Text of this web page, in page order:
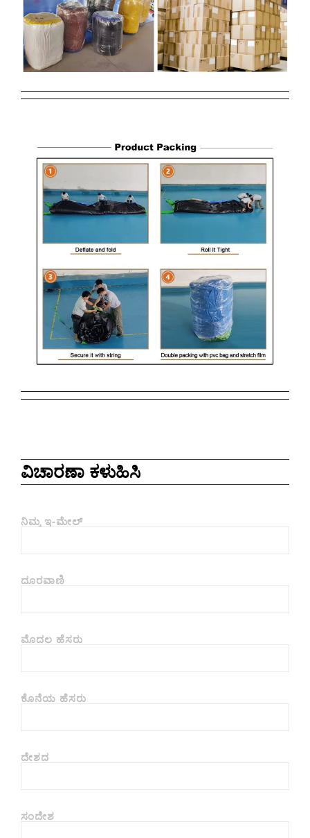
ವಿಚಾರಣಾ ಕಳುಹಿಸಿ
ನಿಮ್ಮ ಇ-ಮೇಲ್
ದೂರವಾಣಿ
ಮೊದಲ ಹೆಸರು
ಕೊನೆಯ ಹೆಸರು
ದೇಶದ
ಸಂದೇಶ